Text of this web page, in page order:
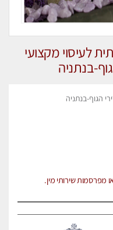
לעיסוי מקצועי
בנתניה
הגוף-בנתניה
מפרסמות שירותי מין.